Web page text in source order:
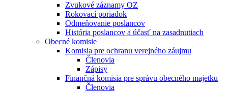
Zvukové záznamy OZ
Rokovací poriadok
Odmeňovanie poslancov
História poslancov a účasť na zasadnutiach
Obecné komisie
Komisia pre ochranu verejného záujmu
Členovia
Zápisy
Finančná komisia pre správu obecného majetku
Členovia